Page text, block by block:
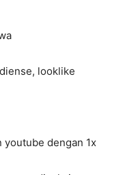
looklike
youtube dengan 1x